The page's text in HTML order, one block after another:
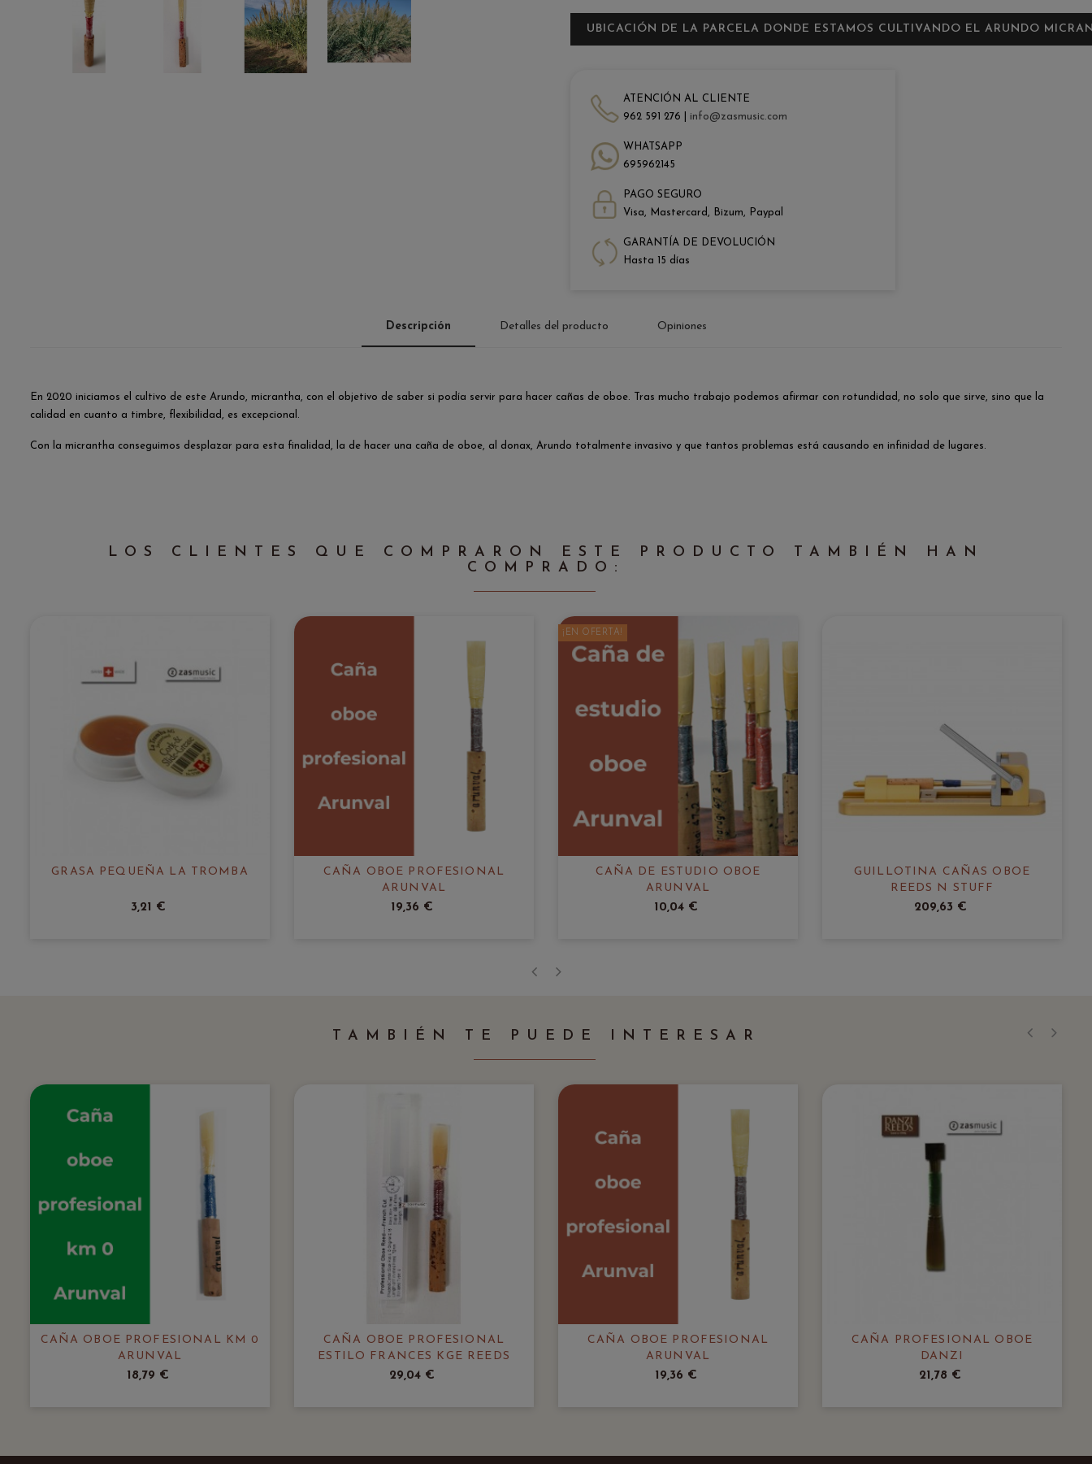
UBICACIÓN DE LA PARCELA DONDE ESTAMOS CULTIVANDO EL ARUNDO
ATENCIÓN AL CLIENTE
962 591 276 | info@zasmusic.com
WHATSAPP
695962145
PAGO SEGURO
Visa, Mastercard, Bizum, Paypal
GARANTÍA DE DEVOLUCIÓN
Hasta 15 días
Descripción Detalles del producto Opiniones
En 2020 iniciamos el cultivo de este Arundo, micrantha, con el objetivo de saber si podía servir para hacer cañas de oboe. Tras mucho trabajo podemos afirmar con rotundidad, no solo que sirve, sino que la
calidad en cuanto a timbre, flexibilidad, es excepcional.
Con la micrantha conseguimos desplazar para esta finalidad, la de hacer una caña de oboe, al donax, Arundo totalmente invasivo y que tantos problemas está causando en infinidad de lugares.
LOS CLIENTES QUE COMPRARON ESTE PRODUCTO TAMBIÉN HAN
COMPRADO:
GRASA PEQUEÑA LA TROMBA
3,21 €
CAÑA OBOE PROFESIONAL
ARUNVAL
19,36 €
¡EN OFERTA!
CAÑA DE ESTUDIO OBOE
ARUNVAL
10,04 €
GUILLOTINA CAÑAS OBOE
REEDS N STUFF
209,63 €
TAMBIÉN TE PUEDE INTERESAR
CAÑA OBOE PROFESIONAL KM 0
ARUNVAL
18,79 €
CAÑA OBOE PROFESIONAL
ESTILO FRANCES KGE REEDS
29,04 €
CAÑA OBOE PROFESIONAL
ARUNVAL
19,36 €
CAÑA PROFESIONAL OBOE
DANZI
21,78 €